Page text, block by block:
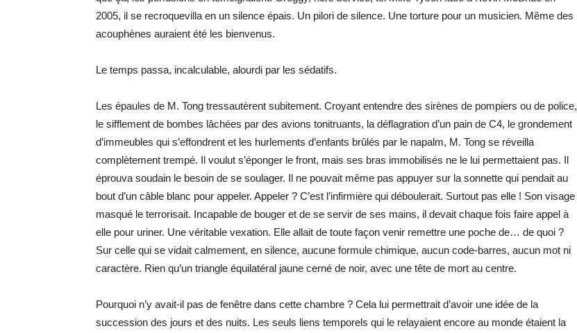
2005, il se recroquevilla en un silence épais. Un pilori de silence. Une torture pour un musicien. Même des
acouphènes auraient été les bienvenus.
Le temps passa, incalculable, alourdi par les sédatifs.
Les épaules de M. Tong tressautèrent subitement. Croyant entendre des sirènes de pompiers ou de police,
le sifflement de bombes lâchées par des avions tonitruants, la déflagration d’un pain de C4, le grondement
d’immeubles qui s’effondrent et les hurlements d’enfants brûlés par le napalm, M. Tong se réveilla
complètement trempé. Il voulut s’éponger le front, mais ses bras immobilisés ne le lui permettaient pas. Il
éprouva soudain le besoin de se soulager. Il ne pouvait même pas appuyer sur la sonnette qui pendait au
bout d’un câble blanc pour appeler. Appeler ? C’est l’infirmière qui déboulerait. Surtout pas elle ! Son visage
masqué le terrorisait. Incapable de bouger et de se servir de ses mains, il devait chaque fois faire appel à
elle pour uriner. Une véritable vexation. Elle allait de toute façon venir remettre une poche de… de quoi ?
Sur celle qui se vidait calmement, en silence, aucune formule chimique, aucun code-barres, aucun mot ni
caractère. Rien qu’un triangle équilatéral jaune cerné de noir, avec une tête de mort au centre.
Pourquoi n’y avait-il pas de fenêtre dans cette chambre ? Cela lui permettrait d’avoir une idée de la
succession des jours et des nuits. Les seuls liens temporels qui le relayaient encore au monde étaient la